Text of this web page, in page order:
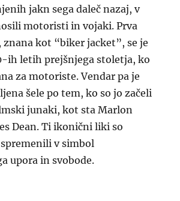
jakn sega daleč nazaj, v
motoristi in vojaki. Prva
znana kot “biker jacket”, se je
ih letih prejšnjega stoletja, ko
za motoriste. Vendar pa je
šele po tem, ko so jo začeli
junaki, kot sta Marlon
Dean. Ti ikonični liki so
v simbol
upora in svobode.